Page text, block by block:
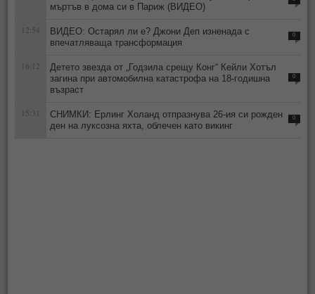
мъртъв в дома си в Париж (ВИДЕО)
12:54
ВИДЕО: Остарял ли е? Джони Деп изненада с
впечатляваща трансформация
0
16:12
Детето звезда от „Годзила срещу Конг“ Кейли Хотъл
загина при автомобилна катастрофа на 18-годишна
възраст
0
15:31
СНИМКИ: Ерлинг Холанд отпразнува 26-ия си рожден
ден на луксозна яхта, облечен като викинг
0